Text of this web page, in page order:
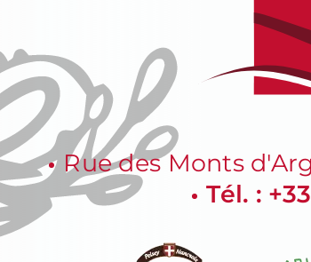
Rue des Monts
Tél. :